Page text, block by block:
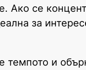
Ако се
за
темпото и